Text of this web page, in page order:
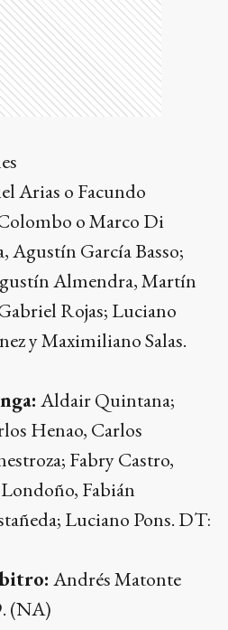
Arias o Facundo
o Marco Di
Agustín García Basso;
Almendra, Martín
Rojas; Luciano
y Maximiliano Salas.
Aldair Quintana;
Henao, Carlos
Fabry Castro,
Fabián
Luciano Pons. DT:
Andrés Matonte
(NA)